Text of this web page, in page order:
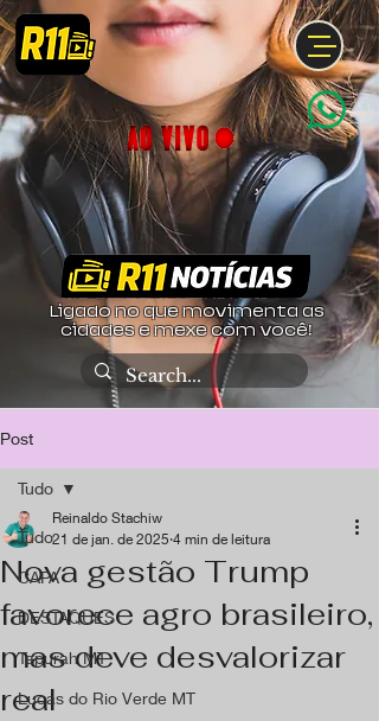
Ligado no que movimenta as
cidades e mexe com você!
Post
Tudo
CAPA
DESTAQUES
Tapurah MT
Lucas do Rio Verde MT
Tudo
Nova gestão Trump
favorece agro brasileiro,
mas deve desvalorizar
real
Reinaldo Stachiw
21 de jan. de 2025 4 min de leitura